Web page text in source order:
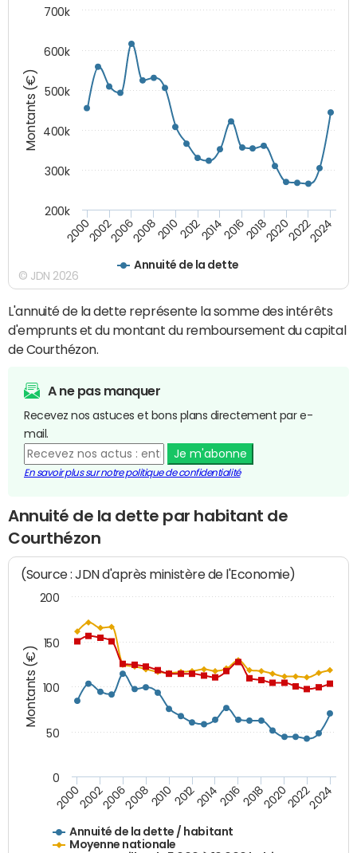
Montants (€)
Annuité de la dette
200020022006200820102012201420162018202020222024
200k
300k
400k
500k
600k
700k
© JDN 2026
L'annuité de la dette représente la somme des intérêts
d'emprunts et du montant du remboursement du capital
de Courthézon.
A ne pas manquer
Recevez nos astuces et bons plans directement par e-
mail.
Je m'abonne
En savoir plus sur notre politique de confidentialité
Annuité de la dette par habitant de
Courthézon
Montants (€)
(Source : JDN d'après ministère de l'Economie)
Annuité de la dette / habitant
Moyenne nationale
200020022006200820102012201420162018202020222024
0
50
100
150
200